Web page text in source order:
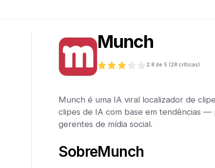
Munch
2.8 de 5 (28 críticas)
Munch é uma IA viral localizador de
clipes de IA com base em tendências
gerentes de mídia social.
SobreMunch